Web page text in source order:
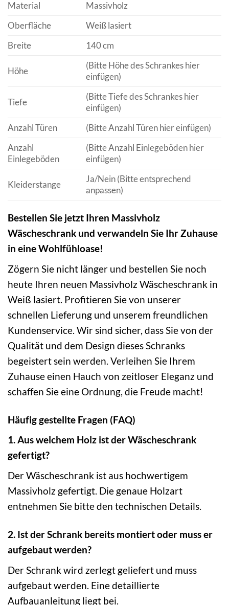
Material
Massivholz
Oberfläche
Weiß lasiert
Breite
140 cm
Höhe
(Bitte Höhe des Schrankes hier
einfügen)
Tiefe
(Bitte Tiefe des Schrankes hier
einfügen)
Anzahl Türen
(Bitte Anzahl Türen hier einfügen)
Anzahl
Einlegeböden
(Bitte Anzahl Einlegeböden hier
einfügen)
Kleiderstange
Ja/Nein (Bitte entsprechend
anpassen)
Bestellen Sie jetzt Ihren Massivholz
Wäscheschrank und verwandeln Sie Ihr Zuhause
in eine Wohlfühloase!
Zögern Sie nicht länger und bestellen Sie noch
heute Ihren neuen Massivholz Wäscheschrank in
Weiß lasiert. Profitieren Sie von unserer
schnellen Lieferung und unserem freundlichen
Kundenservice. Wir sind sicher, dass Sie von der
Qualität und dem Design dieses Schranks
begeistert sein werden. Verleihen Sie Ihrem
Zuhause einen Hauch von zeitloser Eleganz und
schaffen Sie eine Ordnung, die Freude macht!
Häufig gestellte Fragen (FAQ)
1. Aus welchem Holz ist der Wäscheschrank
gefertigt?
Der Wäscheschrank ist aus hochwertigem
Massivholz gefertigt. Die genaue Holzart
entnehmen Sie bitte den technischen Details.
2. Ist der Schrank bereits montiert oder muss er
aufgebaut werden?
Der Schrank wird zerlegt geliefert und muss
aufgebaut werden. Eine detaillierte
Aufbauanleitung liegt bei.